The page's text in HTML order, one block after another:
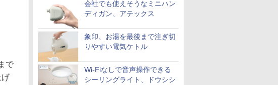
会社でも使えそうなミニハン
ディガン、アテックス
象印、お湯を最後まで注ぎ切
りやすい電気ケトル
Wi-Fiなしで音声操作できる
シーリングライト、ドウシシ
で
げ